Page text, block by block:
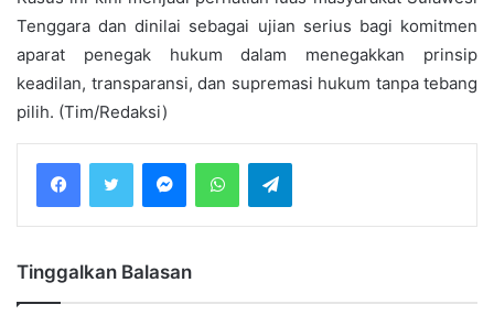
Tenggara dan dinilai sebagai ujian serius bagi komitmen
aparat penegak hukum dalam menegakkan prinsip
keadilan, transparansi, dan supremasi hukum tanpa tebang
pilih. (Tim/Redaksi)
MessengerWhatsAppTelegram
Tinggalkan Balasan